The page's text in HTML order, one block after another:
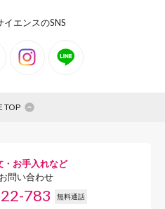
エンスのSNS
TOP
・お手入れなど
問い合わせ
783 無料通話